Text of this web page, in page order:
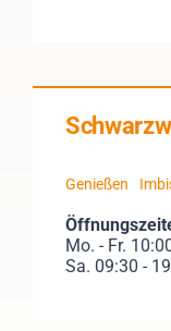
Genießen
Mo. - Fr.
Sa. 09:30 -